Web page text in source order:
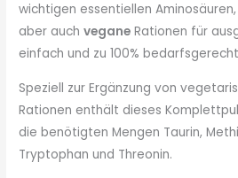
wichtigen essentiellen
aber auchvegane Rationen für
einfach und zu 100%
Speziell zur Ergänzung von
Rationen enthält dieses
die benötigten Mengen Taurin,
Tryptophan und Threonin.